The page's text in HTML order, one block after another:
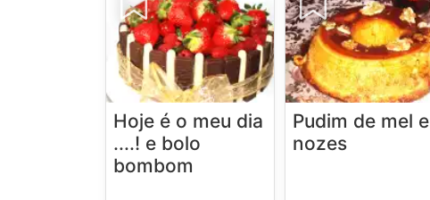
Hoje é o meu dia
....! e bolo
bombom
Pudim de mel e
nozes